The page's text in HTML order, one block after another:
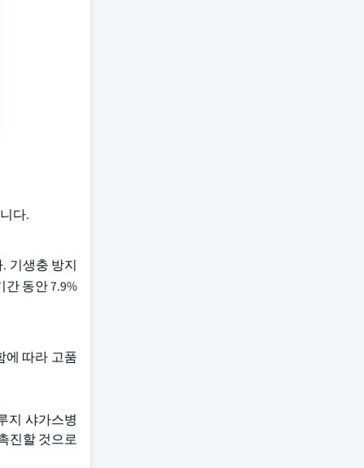
다.
기생충 방지
간 동안 7.9%
에 따라 고품
지 샤가스병
진할 것으로